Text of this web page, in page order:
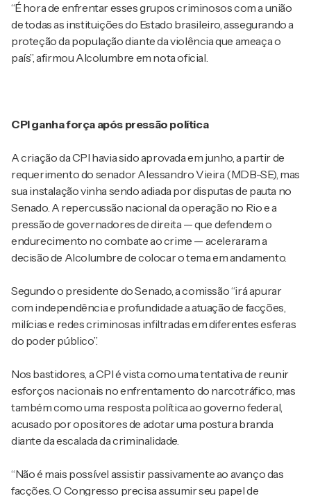
“É hora de enfrentar esses grupos criminosos com a união
de todas as instituições do Estado brasileiro, assegurando a
proteção da população diante da violência que ameaça o
país”, afirmou Alcolumbre em nota oficial.
CPI ganha força após pressão política
A criação da CPI havia sido aprovada em junho, a partir de
requerimento do senador Alessandro Vieira (MDB-SE), mas
sua instalação vinha sendo adiada por disputas de pauta no
Senado. A repercussão nacional da operação no Rio e a
pressão de governadores de direita — que defendem o
endurecimento no combate ao crime — aceleraram a
decisão de Alcolumbre de colocar o tema em andamento.
Segundo o presidente do Senado, a comissão “irá apurar
com independência e profundidade a atuação de facções,
milícias e redes criminosas infiltradas em diferentes esferas
do poder público”.
Nos bastidores, a CPI é vista como uma tentativa de reunir
esforços nacionais no enfrentamento do narcotráfico, mas
também como uma resposta política ao governo federal,
acusado por opositores de adotar uma postura branda
diante da escalada da criminalidade.
“Não é mais possível assistir passivamente ao avanço das
facções. O Congresso precisa assumir seu papel de